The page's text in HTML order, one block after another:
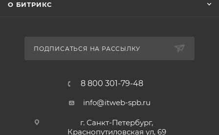
О БИТРИКС
ПОДПИСАТЬСЯ НА РАССЫЛКУ
8 800 301-79-48
info@itweb-spb.ru
г. Санкт-Петербург,
Краснопутиловская ул, 69